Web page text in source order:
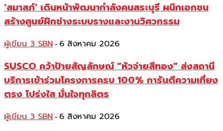
‘สมาสภ์’ เดินหน้าพัฒนากำลังคนสระบุรี ผนึกเอกชน
สร้างศูนย์ฝึกช่างระบบรางและงานวิศวกรรม
ผู้เขียน 3 SBN - 6 สิงหาคม 2026
SUSCO คว้าป้ายสัญลักษณ์ “หัวจ่ายสีทอง” ส่งสถานี
บริการเข้าร่วมโครงการครบ 100% การันตีความเที่ยง
ตรง โปร่งใส มั่นใจทุกลิตร
ผู้เขียน 3 SBN - 6 สิงหาคม 2026